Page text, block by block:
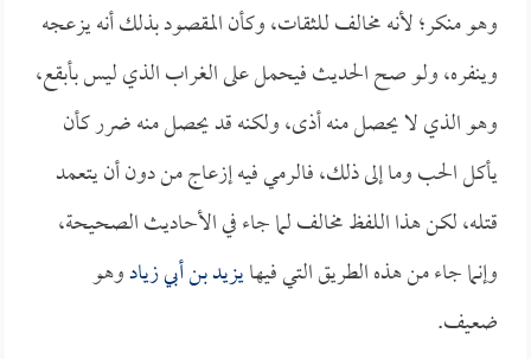
وهو منكر؛ لأنه مخالف للثقات، وكأن المقصود بذلك أنه يزعجه
وينفره، ولو صح الحديث فيحمل على الغراب الذي ليس بأبقع،
وهو الذي لا يحصل منه أذى، ولكنه قد يحصل منه ضرر كأن
يأكل الحب وما إلى ذلك، فالرمي فيه إزعاج من دون أن يتعمد
قتله، لكن هذا اللفظ مخالف لما جاء في الأحاديث الصحيحة،
وإنما جاء من هذه الطريق التي فيهايزيد بن أبي زيادوهو
ضعيف.